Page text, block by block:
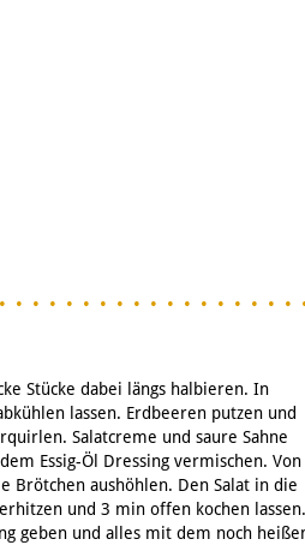
Stücke dabei längs halbieren. In
lassen. Erdbeeren putzen und
Salatcreme und saure Sahne
Essig-Öl Dressing vermischen. Von
Brötchen aushöhlen. Den Salat in die
und 3 min offen kochen lassen.
geben und alles mit dem noch